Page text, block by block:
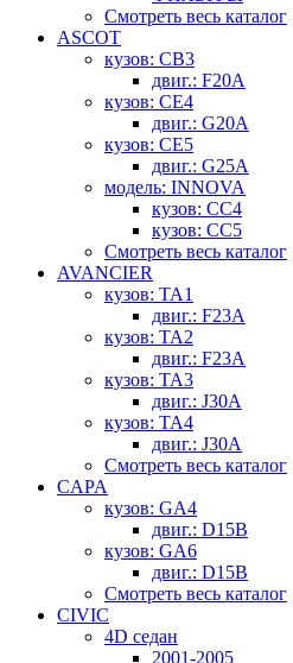
Смотреть весь каталог
ASCOT
кузов: CB3
двиг.: F20A
кузов: CE4
двиг.: G20A
кузов: CE5
двиг.: G25A
модель: INNOVA
кузов: CC4
кузов: CC5
Смотреть весь каталог
AVANCIER
кузов: TA1
двиг.: F23A
кузов: TA2
двиг.: F23A
кузов: TA3
двиг.: J30A
кузов: TA4
двиг.: J30A
Смотреть весь каталог
CAPA
кузов: GA4
двиг.: D15B
кузов: GA6
двиг.: D15B
Смотреть весь каталог
CIVIC
4D седан
2001-2005